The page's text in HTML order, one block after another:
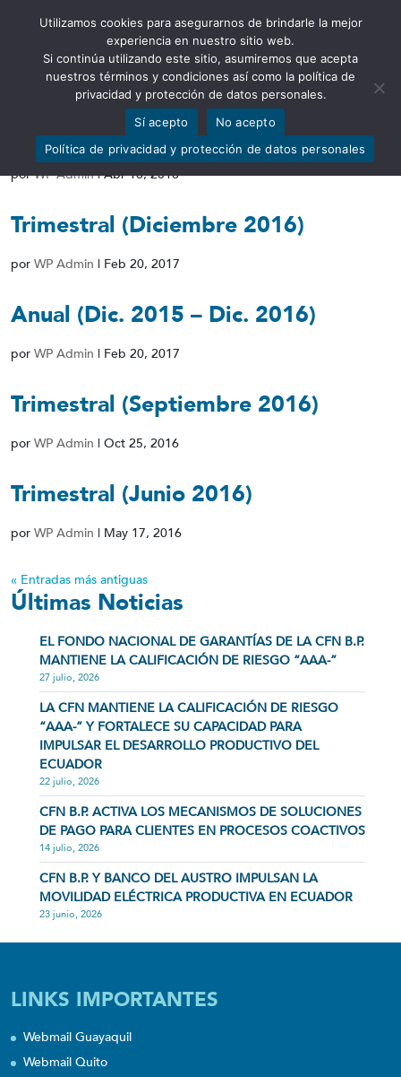
Abrir barra de herramientas
Anual (Dic. 2016 – Dic. 2017)
porWP Admin|Abr 18, 2018
Trimestral (Diciembre 2016)
por WP Admin | Feb 20, 2017
Anual (Dic. 2015 – Dic. 2016)
por WP Admin | Feb 20, 2017
Trimestral (Septiembre 2016)
por WP Admin | Oct 25, 2016
Trimestral (Junio 2016)
por WP Admin | May 17, 2016
« Entradas más antiguas
Últimas Noticias
EL FONDO NACIONAL DE GARANTÍAS DE LA CFN B.P.
MANTIENE LA CALIFICACIÓN DE RIESGO “AAA-”
27 julio, 2026
LA CFN MANTIENE LA CALIFICACIÓN DE RIESGO
“AAA-” Y FORTALECE SU CAPACIDAD PARA
IMPULSAR EL DESARROLLO PRODUCTIVO DEL
ECUADOR
22 julio, 2026
CFN B.P. ACTIVA LOS MECANISMOS DE SOLUCIONES
DE PAGO PARA CLIENTES EN PROCESOS COACTIVOS
14 julio, 2026
CFN B.P. Y BANCO DEL AUSTRO IMPULSAN LA
MOVILIDAD ELÉCTRICA PRODUCTIVA EN ECUADOR
23 junio, 2026
LINKS IMPORTANTES
Webmail Guayaquil
Webmail Quito
Utilizamos cookies para asegurarnos de brindarle la mejor
experiencia en nuestro sitio web.
Si continúa utilizando este sitio, asumiremos que acepta
nuestros términos y condiciones así como la política de
privacidad y protección de datos personales.
Sí acepto
No acepto
Política de privacidad y protección de datos personales